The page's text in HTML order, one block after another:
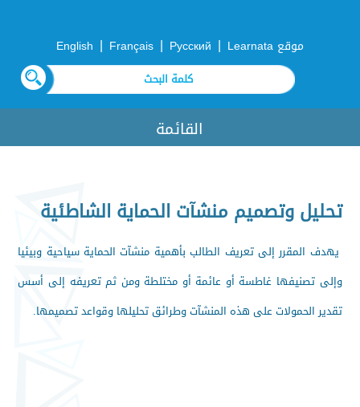
موقع Learnata |
Русский
|
Français
|
English
القائمة
تحليل وتصميم منشآت الحماية الشاطئية
يهدف المقرر إلى تعريف الطالب بأهمية منشآت الحماية سياحية وبيئيا
وإلى تصنيفها غاطسة أو عائمة أو مختلطة ومن ثم تعريفه إلى أسس
تقدير الحمولات على هذه المنشآت وطرائق تحليلها وقواعد تصميمها.